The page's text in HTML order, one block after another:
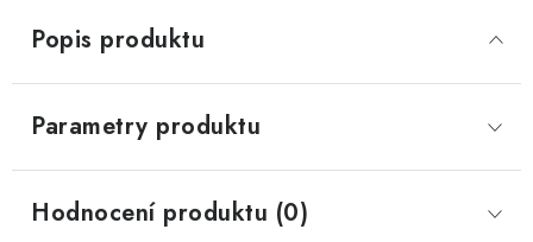
Popis produktu
Parametry produktu
Hodnocení produktu (0)